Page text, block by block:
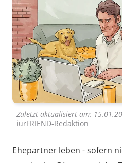
Zuletzt aktualisiert am:
iurFRIEND-Redaktion
Ehepartner leben - sofern